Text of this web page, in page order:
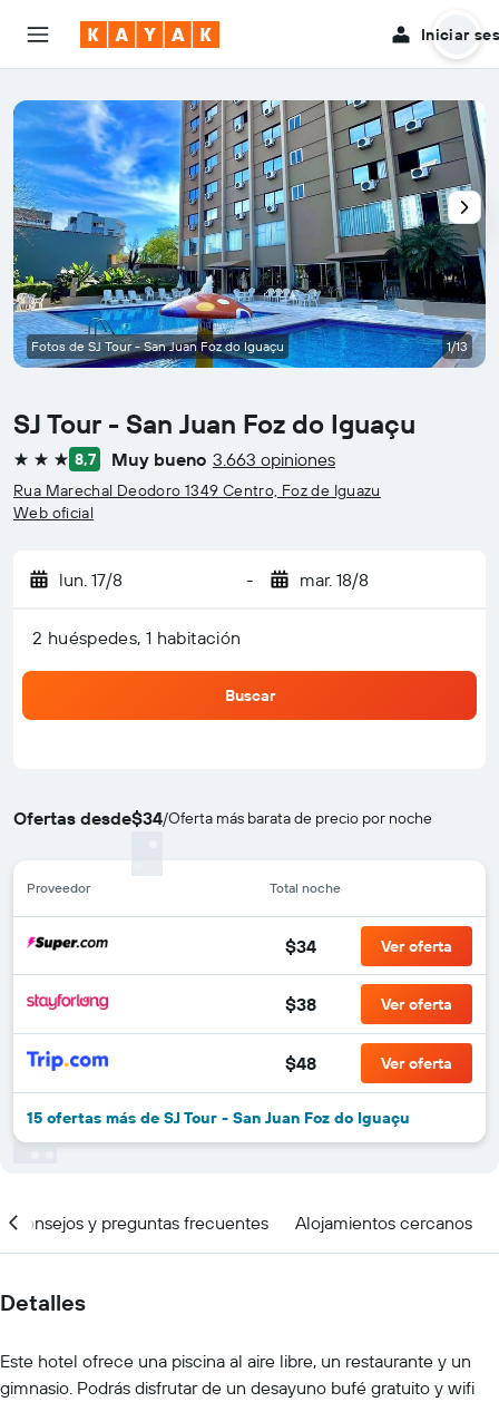
Iniciar
SJ Tour - San Juan Foz do Iguaçu
3 estrellas
8,7 Muy bueno 3.663 opiniones
Rua Marechal Deodoro 1349 Centro, Foz de Iguazu
Web oficial
lun. 17/8 - mar. 18/8
2 huéspedes, 1 habitación
Buscar
Ofertas desde$34/Oferta más barata de precio por noche
Proveedor Total noche
$34 Ver oferta
$38 Ver oferta
$48 Ver oferta
15 ofertas más de SJ Tour - San Juan Foz do Iguaçu
Fotos de SJ Tour - San Juan Foz do Iguaçu 1/13
Consejos y preguntas frecuentes Alojamientos cercanos
Detalles
Este hotel ofrece una piscina al aire libre, un restaurante y un
gimnasio. Podrás disfrutar de un desayuno bufé gratuito y wifi